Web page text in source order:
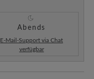
Abends
E-Mail-Support via Chat
verfügbar